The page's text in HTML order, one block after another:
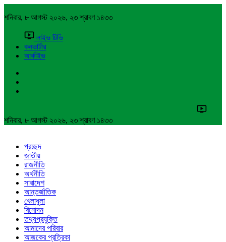
শনিবার, ৮ আগস্ট ২০২৬, ২৩ শ্রাবণ ১৪৩৩
লাইভ টিভি
কনভার্টার
আর্কাইভ
শনিবার, ৮ আগস্ট ২০২৬, ২৩ শ্রাবণ ১৪৩৩
প্রচ্ছদ
জাতীয়
রাজনীতি
অর্থনীতি
সারাদেশ
আন্তর্জাতিক
খেলাধুলা
বিনোদন
তথ্যপ্রযুক্তি
আমাদের পরিবার
আজকের প্রত্রিকা